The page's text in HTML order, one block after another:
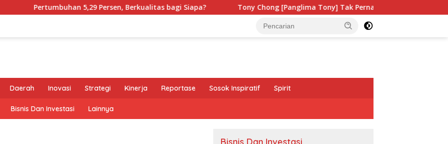
5,29 Persen, Berkualitas bagi Siapa? Tony Chong [Panglima Tony] Tak Pernah Lelah Menjaga Eksistensi Budaya
Daerah Inovasi Strategi Kinerja Reportase Sosok Inspiratif Spirit
Bisnis Dan Investasi Lainnya